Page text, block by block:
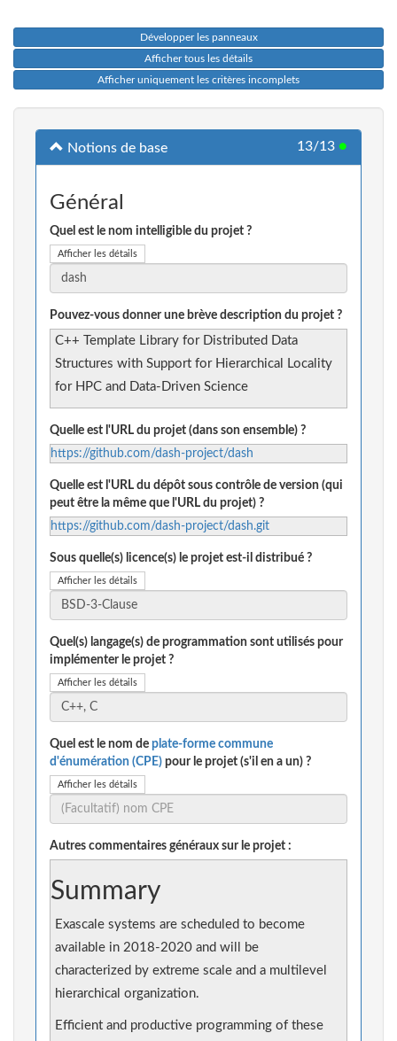
Développer les panneaux
Afficher tous les détails
Afficher uniquement les critères incomplets
Notions de base 13/13 ●
Général
Quel est le nom intelligible du projet ?
Afficher les détails
Pouvez-vous donner une brève description du projet ?
C++ Template Library for Distributed Data
Structures with Support for Hierarchical Locality
for HPC and Data-Driven Science
Quelle est l'URL du projet (dans son ensemble) ?
https://github.com/dash-project/dash
Quelle est l'URL du dépôt sous contrôle de version (qui
peut être la même que l'URL du projet) ?
https://github.com/dash-project/dash.git
Sous quelle(s) licence(s) le projet est-il distribué ?
Afficher les détails
Quel(s) langage(s) de programmation sont utilisés pour
implémenter le projet ?
Afficher les détails
Quel est le nom de plate-forme commune
d'énumération (CPE) pour le projet (s'il en a un) ?
Afficher les détails
Autres commentaires généraux sur le projet :
Summary
Exascale systems are scheduled to become
available in 2018-2020 and will be
characterized by extreme scale and a multilevel
hierarchical organization.
Efficient and productive programming of these